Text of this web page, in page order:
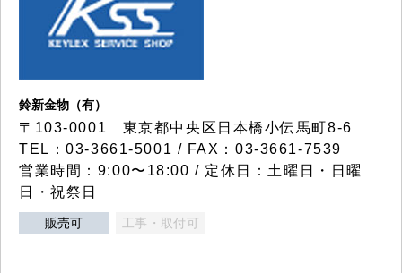
鈴新金物（有）
〒103-0001 東京都中央区日本橋小伝馬町8-6
TEL：03-3661-5001 / FAX：03-3661-7539
営業時間：9:00〜18:00 / 定休日：土曜日・日曜
日・祝祭日
販売可 工事・取付可